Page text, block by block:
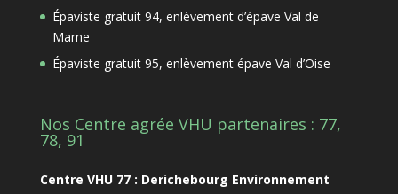
Épaviste gratuit 94, enlèvement d’épave Val de
Marne
Épaviste gratuit 95, enlèvement épave Val d’Oise
Nos Centre agrée VHU partenaires : 77,
78, 91
Centre VHU 77 : Derichebourg Environnement